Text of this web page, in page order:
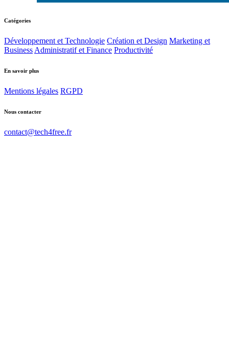
Catégories
Développement et Technologie Création et Design Marketing et
Business Administratif et Finance Productivité
En savoir plus
Mentions légales RGPD
Nous contacter
contact@tech4free.fr